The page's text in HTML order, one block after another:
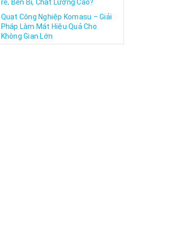
rẻ, Bền Bỉ, Chất Lượng Cao?
Quạt Công Nghiệp Komasu – Giải
Pháp Làm Mát Hiệu Quả Cho
Không Gian Lớn